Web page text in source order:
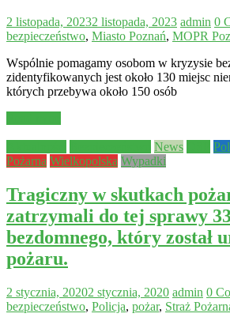
2 listopada, 20232 listopada, 2023 admin 0
bezpieczeństwo, Miasto Poznań, MOPR
Wspólnie pomagamy osobom w kryzysie
zidentyfikowanych jest około 130 miejsc
których przebywa około 150 osób
News
Pożarna Wielkopolska Wypadki
Tragiczny w skutkach
zatrzymali do tej sprawy
bezdomnego, który został
pożaru.
2 stycznia, 20202 stycznia, 2020 admin 0
bezpieczeństwo, Policja, pożar, Straż